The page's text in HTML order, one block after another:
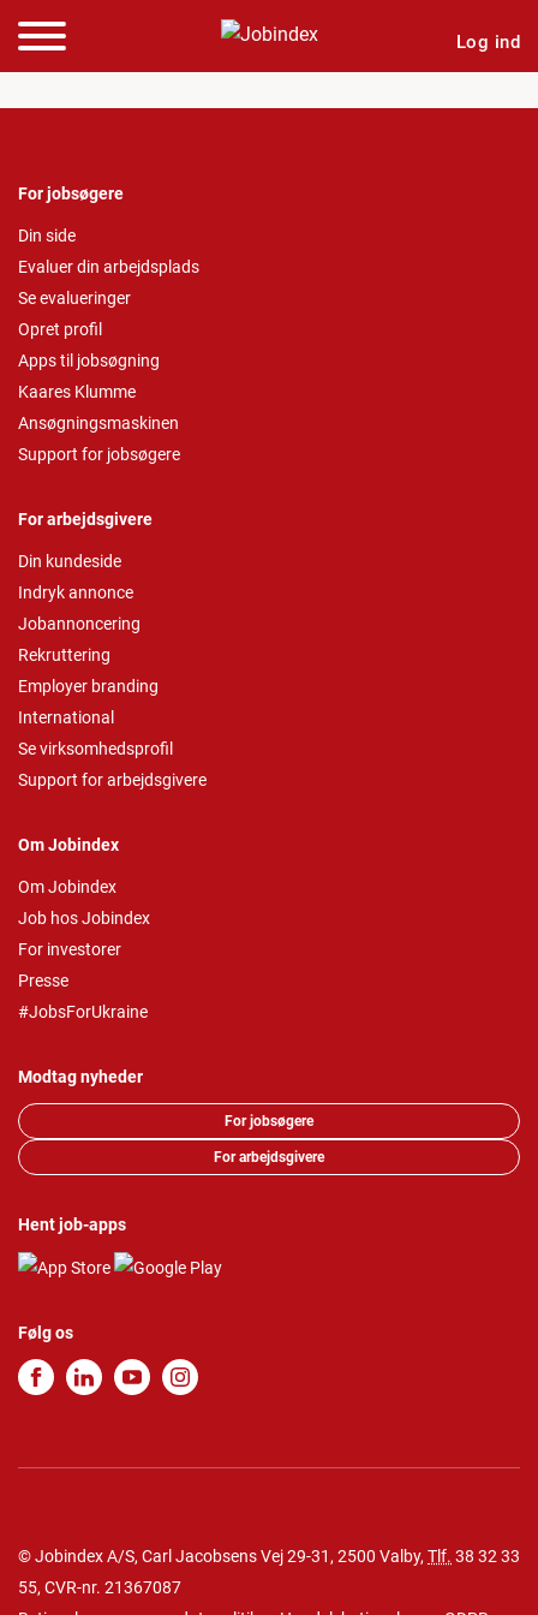
Log ind
For jobsøgere
Din side
Evaluer din arbejdsplads
Se evalueringer
Opret profil
Apps til jobsøgning
Kaares Klumme
Ansøgningsmaskinen
Support for jobsøgere
For arbejdsgivere
Din kundeside
Indryk annonce
Jobannoncering
Rekruttering
Employer branding
International
Se virksomhedsprofil
Support for arbejdsgivere
Om Jobindex
Om Jobindex
Job hos Jobindex
For investorer
Presse
#JobsForUkraine
Modtag nyheder
For jobsøgere
For arbejdsgivere
Hent job-apps
Følg os
© Jobindex A/S, Carl Jacobsens Vej 29-31, 2500 Valby, Tlf. 38 32 33
55, CVR-nr. 21367087